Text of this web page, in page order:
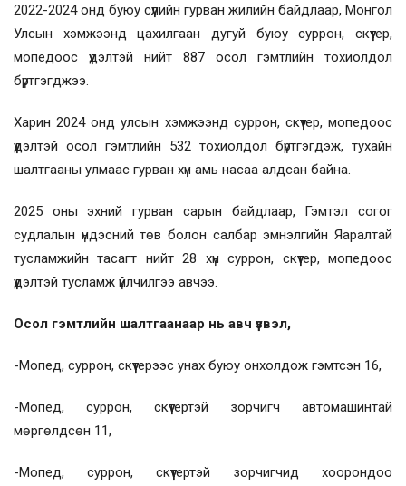
2022-2024 онд буюу сүүлийн гурван жилийн байдлаар, Монгол
Улсын хэмжээнд цахилгаан дугуй буюу суррон, скүүтер,
мопедоос үүдэлтэй нийт 887 осол гэмтлийн тохиолдол
бүртгэгджээ.
Харин 2024 онд улсын хэмжээнд суррон, скүүтер, мопедоос
үүдэлтэй осол гэмтлийн 532 тохиолдол бүртгэгдэж, тухайн
шалтгааны улмаас гурван хүн амь насаа алдсан байна.
2025 оны эхний гурван сарын байдлаар, Гэмтэл согог
судлалын үндэсний төв болон салбар эмнэлгийн Яаралтай
тусламжийн тасагт нийт 28 хүн суррон, скүүтер, мопедоос
үүдэлтэй тусламж үйлчилгээ авчээ.
Осол гэмтлийн шалтгаанаар нь авч үзвэл,
-Мопед, суррон, скүүтерээс унах буюу онхолдож гэмтсэн 16,
-Мопед, суррон, скүүтертэй зорчигч автомашинтай
мөргөлдсөн 11,
-Мопед, суррон, скүүтертэй зорчигчид хоорондоо